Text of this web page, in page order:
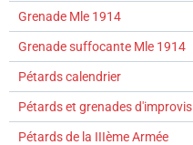
Grenade Mle 1914
Grenade suffocante Mle 1914
Pétards calendrier
Pétards et grenades d'improvis
Pétards de la IIIème Armée